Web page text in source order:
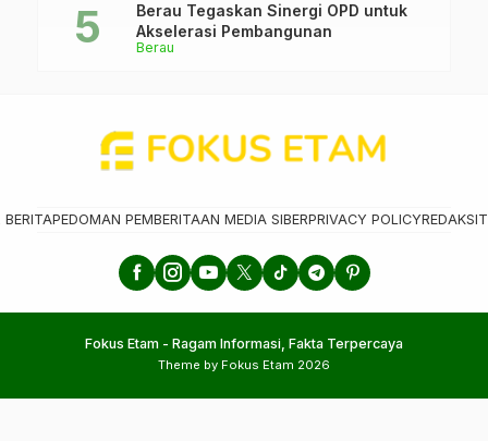
Berau
Berau Tegaskan Sinergi OPD untuk
Akselerasi Pembangunan
BERITAPEDOMAN PEMBERITAAN MEDIA SIBERPRIVACY POLICYREDAKSI
Fokus Etam - Ragam Informasi, Fakta Terpercaya
Theme by Fokus Etam 2026